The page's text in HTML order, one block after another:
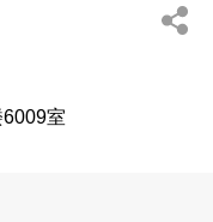
室